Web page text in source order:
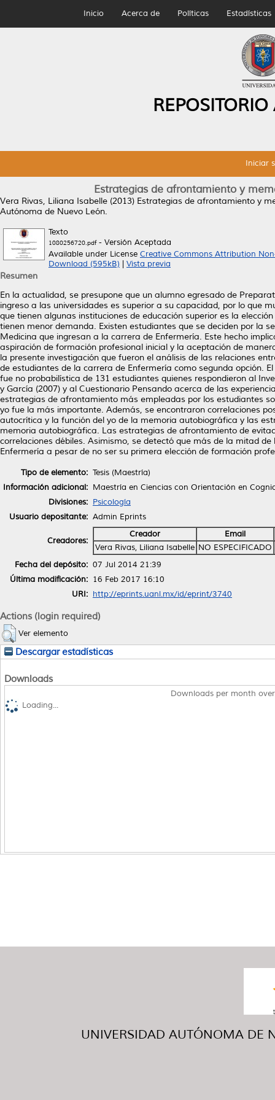
Inicio Acerca de Políticas Estadísticas
Iniciar
Estrategias de afrontamiento y
Vera Rivas, Liliana Isabelle (2013) Estrategias de afrontamiento y
Autónoma de Nuevo León.
Texto
1080256720.pdf- Versión Aceptada
Available under License Creative Commons Attribution
Download (595kB)
Vista previa
Resumen
En la actualidad, se presupone que un alumno egresado de
ingreso a las universidades es superior a su capacidad, por lo que
que tienen algunas instituciones de educación superior es la
tienen menor demanda. Existen estudiantes que se deciden por la
Medicina que ingresan a la carrera de Enfermería. Este hecho
aspiración de formación profesional inicial y la aceptación de
la presente investigación que fueron el análisis de las relaciones
de estudiantes de la carrera de Enfermería como segunda opción.
fue no probabilística de 131 estudiantes quienes respondieron al
y García (2007) y al Cuestionario Pensando acerca de las
estrategias de afrontamiento más empleadas por los estudiantes
yo fue la más importante. Además, se encontraron correlaciones
autocrítica y la función del yo de la memoria autobiográfica y las
memoria autobiográfica. Las estrategias de afrontamiento de
correlaciones débiles. Asimismo, se detectó que más de la mitad
Enfermería a pesar de no ser su primera elección de formación
Tipo de elemento: Tesis (Maestría)
Información adicional: Maestría en Ciencias con Orientación en
Divisiones: Psicología
Usuario depositante: Admin Eprints
Creadores:
Creador
Email
Vera Rivas, Liliana Isabelle NO ESPECIFICADO
Fecha del depósito: 07 Jul 2014 21:39
Última modificación: 16 Feb 2017 16:10
URI: http://eprints.uanl.mx/id/eprint/3740
Actions (login required)
Ver elemento
Descargar estadísticas
Downloads
Downloads per month
Loading...
UNIVERSIDAD AUTÓNOMA DE